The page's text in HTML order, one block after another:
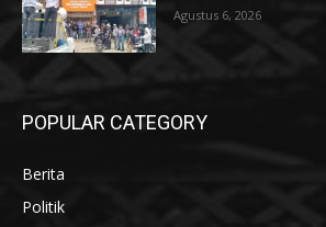
Agustus 6, 2026
POPULAR CATEGORY
Berita
Politik